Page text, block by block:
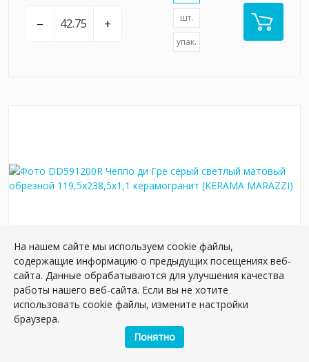
– + шт.
упак.
DD591200R Чеппо ди Гре серый светлый
матовый обрезной 119,5x238,5x1,1
керамогранит
Артикул:
На нашем сайте мы используем cookie файлы,
содержащие информацию о предыдущих посещениях веб-
сайта. Данные обрабатываются для улучшения качества
работы нашего веб-сайта. Если вы не хотите
использовать cookie файлы, измените настройки
браузера.
Понятно